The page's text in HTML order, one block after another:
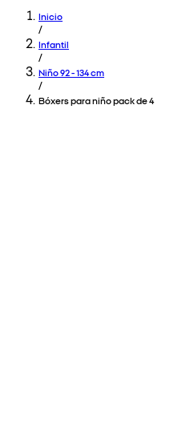
Inicio
/
Infantil
/
Niño 92 - 134 cm
/
Bóxers para niño pack de 4